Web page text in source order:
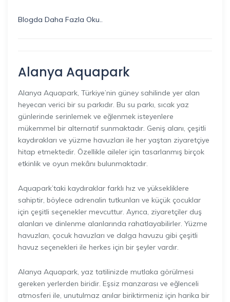
Blogda Daha Fazla Oku..
Alanya Aquapark
Alanya Aquapark, Türkiye’nin güney sahilinde yer alan
heyecan verici bir su parkıdır. Bu su parkı, sıcak yaz
günlerinde serinlemek ve eğlenmek isteyenlere
mükemmel bir alternatif sunmaktadır. Geniş alanı, çeşitli
kaydırakları ve yüzme havuzları ile her yaştan ziyaretçiye
hitap etmektedir. Özellikle aileler için tasarlanmış birçok
etkinlik ve oyun mekânı bulunmaktadır.
Aquapark’taki kaydıraklar farklı hız ve yüksekliklere
sahiptir, böylece adrenalin tutkunları ve küçük çocuklar
için çeşitli seçenekler mevcuttur. Ayrıca, ziyaretçiler duş
alanları ve dinlenme alanlarında rahatlayabilirler. Yüzme
havuzları, çocuk havuzları ve dalga havuzu gibi çeşitli
havuz seçenekleri ile herkes için bir şeyler vardır.
Alanya Aquapark, yaz tatilinizde mutlaka görülmesi
gereken yerlerden biridir. Eşsiz manzarası ve eğlenceli
atmosferi ile, unutulmaz anılar biriktirmeniz için harika bir